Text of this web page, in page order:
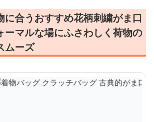
に合うおすすめ花柄刺繍がま口
ーマルな場にふさわしく荷物の
ムーズ